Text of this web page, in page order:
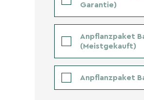
Garantie)
Anpflanzpaket
(Meistgekauft)
Anpflanzpaket